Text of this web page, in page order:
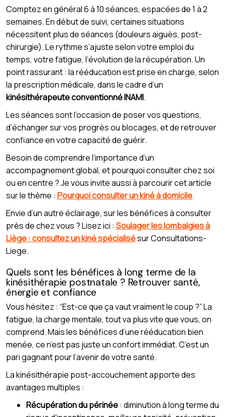
Comptez en général 6 à 10 séances, espacées de 1 à 2
semaines. En début de suivi, certaines situations
nécessitent plus de séances (douleurs aiguës, post-
chirurgie). Le rythme s’ajuste selon votre emploi du
temps, votre fatigue, l’évolution de la récupération. Un
point rassurant : la rééducation est prise en charge, selon
la prescription médicale, dans le cadre d’un
kinésithérapeute conventionné INAMI.
Les séances sont l’occasion de poser vos questions,
d’échanger sur vos progrès ou blocages, et de retrouver
confiance en votre capacité de guérir.
Besoin de comprendre l’importance d’un
accompagnement global, et pourquoi consulter chez soi
ou en centre ? Je vous invite aussi à parcourir cet article
sur le thème : Pourquoi consulter un kiné à domicile.
Envie d’un autre éclairage, sur les bénéfices à consulter
près de chez vous ? Lisez ici : Soulager les lombalgies à
Liège : consultez un kiné spécialisésur Consultations-
Liege.
Quels sont les bénéfices à long terme de la
kinésithérapie postnatale ? Retrouver santé,
énergie et confiance
Vous hésitez : “Est-ce que ça vaut vraiment le coup ?” La
fatigue, la charge mentale, tout va plus vite que vous, on
comprend. Mais les bénéfices d’une rééducation bien
menée, ce n’est pas juste un confort immédiat. C’est un
pari gagnant pour l’avenir de votre santé.
La kinésithérapie post-accouchement apporte des
avantages multiples :
Récupération du périnée: diminution à long terme du